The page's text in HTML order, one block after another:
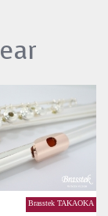
Brasstek TAKAOKA